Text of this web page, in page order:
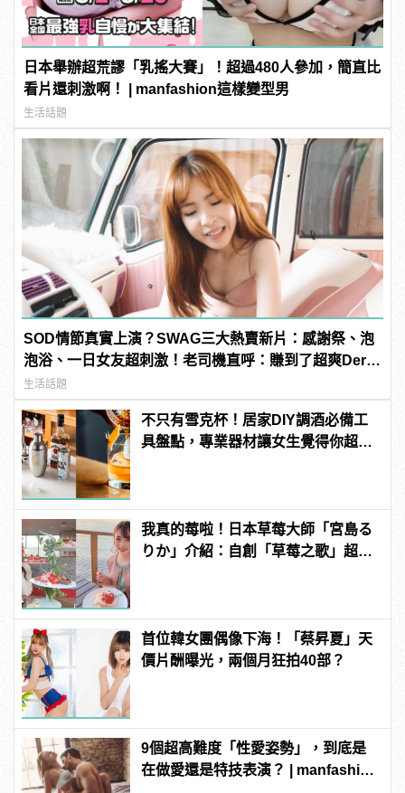
日本舉辦超荒謬「乳搖大賽」！超過480人參加，簡直比
看片還刺激啊！ | manfashion這樣變型男
生活話題
SOD情節真實上演？SWAG三大熱賣新片：感謝祭、泡
泡浴、一日女友超刺激！老司機直呼：賺到了超爽Der～
| manfashion這樣變型男
生活話題
不只有雪克杯！居家DIY調酒必備工
具盤點，專業器材讓女生覺得你超
我真的莓啦！日本草莓大師「宮島る
りか」介紹：自創「草莓之歌」超洗
首位韓女團偶像下海！「蔡昇夏」天
價片酬曝光，兩個月狂拍40部？
9個超高難度「性愛姿勢」，到底是
在做愛還是特技表演？ | manfashion